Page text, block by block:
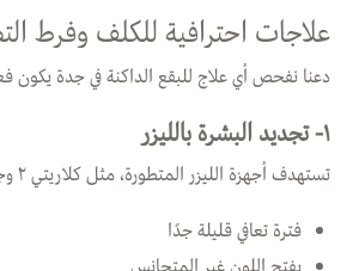
علاجات احترافية للكلف وفرط
دعنا نفحص أي علاج للبقع الداكنة في جدة يكون
١- تجديد البشرة بالليزر
تستهدف أجهزة الليزر المتطورة، مثل كلاريتي ٢ وجنتل ماكس برو، تجمعات الميلانين بلطف دون التسبب في تلف الأنسجة. يُعد ليزر التصبغات في جدة مثاليًا لندبات حب الشباب والبقع الشمسية.
فترة تعافي قليلة جدًا